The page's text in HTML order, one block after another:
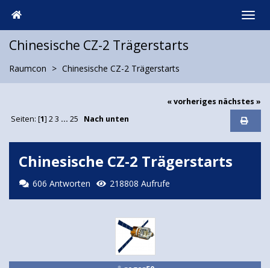
Chinesische CZ-2 Trägerstarts
Raumcon Chinesische CZ-2 Trägerstarts
« vorheriges nächstes »
Seiten: [1] 2 3 ... 25 Nach unten
Chinesische CZ-2 Trägerstarts
606 Antworten 218808 Aufrufe